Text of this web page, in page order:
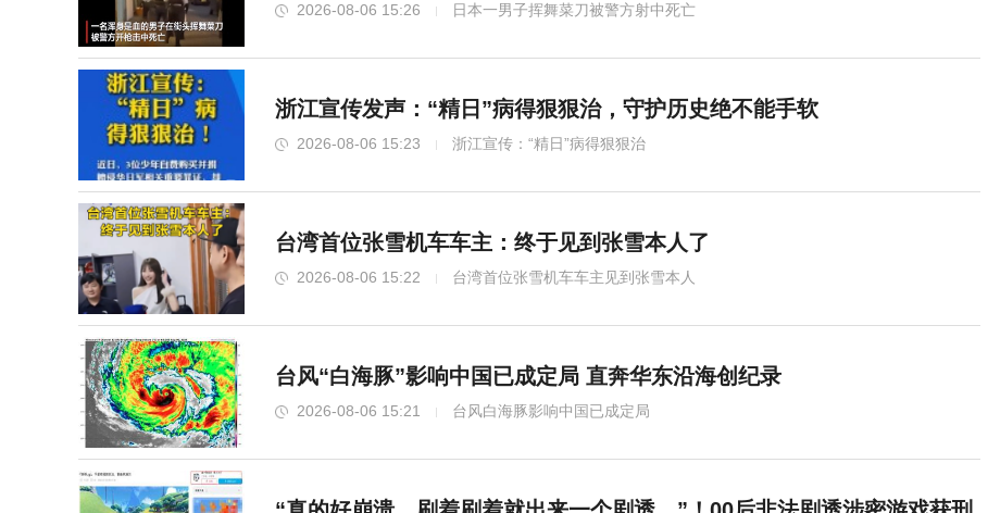
2026-08-06 15:26 日本一男子挥舞菜刀被警方射中死亡
浙江宣传发声：“精日”病得狠狠治，守护历史绝不能手软
2026-08-06 15:23 浙江宣传：“精日”病得狠狠治
台湾首位张雪机车车主：终于见到张雪本人了
2026-08-06 15:22 台湾首位张雪机车车主见到张雪本人
台风“白海豚”影响中国已成定局 直奔华东沿海创纪录
2026-08-06 15:21 台风白海豚影响中国已成定局